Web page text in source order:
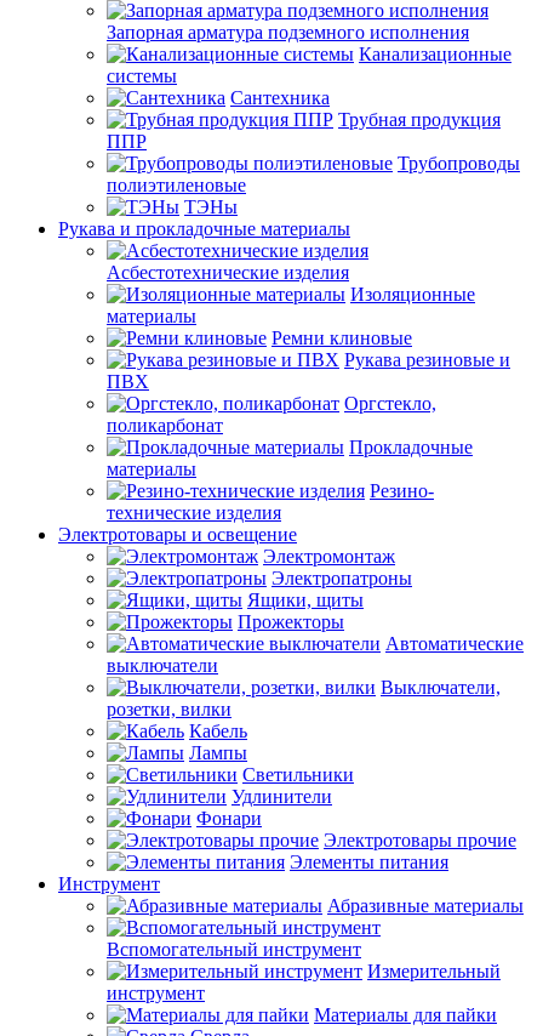
Запорная арматура подземного исполнения
Канализационные
системы
Сантехника
Трубная продукция
ППР
Трубопроводы
полиэтиленовые
ТЭНы
Рукава и прокладочные материалы
Асбестотехнические изделия
Изоляционные
материалы
Ремни клиновые
Рукава резиновые и
ПВХ
Оргстекло,
поликарбонат
Прокладочные
материалы
Резино-
технические изделия
Электротовары и освещение
Электромонтаж
Электропатроны
Ящики, щиты
Прожекторы
Автоматические
выключатели
Выключатели,
розетки, вилки
Кабель
Лампы
Светильники
Удлинители
Фонари
Электротовары прочие
Элементы питания
Инструмент
Абразивные материалы
Вспомогательный инструмент
Измерительный
инструмент
Материалы для пайки